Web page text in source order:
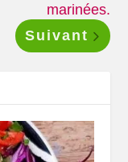
marinées.
Suivant